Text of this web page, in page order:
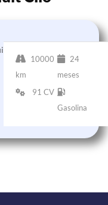
10000
km
24
meses
91 CV
Gasolina